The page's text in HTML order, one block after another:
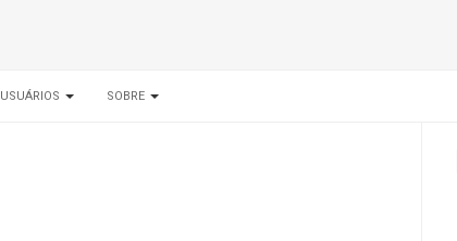
USUÁRIOS SOBRE